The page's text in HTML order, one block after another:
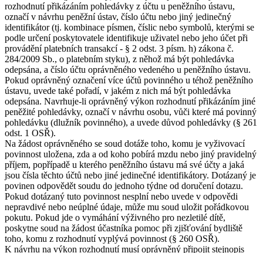
rozhodnutí přikázáním pohledávky z účtu u peněžního ústavu,
označí v návrhu peněžní ústav, číslo účtu nebo jiný jedinečný
identifikátor (tj. kombinace písmen, číslic nebo symbolů, kterými se
podle určení poskytovatele identifikuje uživatel nebo jeho účet při
provádění platebních transakcí - § 2 odst. 3 písm. h) zákona č.
284/2009 Sb., o platebním styku), z něhož má být pohledávka
odepsána, a číslo účtu oprávněného vedeného u peněžního ústavu.
Pokud oprávněný označení více účtů povinného u téhož peněžního
ústavu, uvede také pořadí, v jakém z nich má být pohledávka
odepsána. Navrhuje-li oprávněný výkon rozhodnutí přikázáním jiné
peněžité pohledávky, označí v návrhu osobu, vůči které má povinný
pohledávku (dlužník povinného), a uvede důvod pohledávky (§ 261
odst. 1 OSŘ).
Na žádost oprávněného se soud dotáže toho, komu je vyživovací
povinnost uložena, zda a od koho pobírá mzdu nebo jiný pravidelný
příjem, popřípadě u kterého peněžního ústavu má své účty a jaká
jsou čísla těchto účtů nebo jiné jedinečné identifikátory. Dotázaný je
povinen odpovědět soudu do jednoho týdne od doručení dotazu.
Pokud dotázaný tuto povinnost nesplní nebo uvede v odpovědi
nepravdivé nebo neúplné údaje, může mu soud uložit pořádkovou
pokutu. Pokud jde o vymáhání výživného pro nezletilé dítě,
poskytne soud na žádost účastníka pomoc při zjišťování bydliště
toho, komu z rozhodnutí vyplývá povinnost (§ 260 OSŘ).
K návrhu na výkon rozhodnutí musí oprávněný připojit stejnopis